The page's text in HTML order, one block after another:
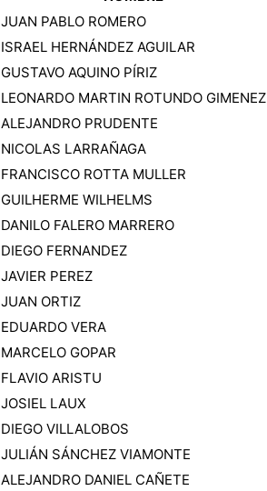
JUAN PABLO ROMERO
ISRAEL HERNÁNDEZ AGUILAR
GUSTAVO AQUINO PÍRIZ
LEONARDO MARTIN ROTUNDO GIMENEZ
ALEJANDRO PRUDENTE
NICOLAS LARRAÑAGA
FRANCISCO ROTTA MULLER
GUILHERME WILHELMS
DANILO FALERO MARRERO
DIEGO FERNANDEZ
JAVIER PEREZ
JUAN ORTIZ
EDUARDO VERA
MARCELO GOPAR
FLAVIO ARISTU
JOSIEL LAUX
DIEGO VILLALOBOS
JULIÁN SÁNCHEZ VIAMONTE
ALEJANDRO DANIEL CAÑETE